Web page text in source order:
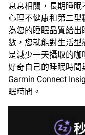
息息相關，長期睡眠
心理不健康和第二
為您的睡眠品質給
數，您就能對生活
是減少一天攝取的咖
好奇自己的睡眠時
Garmin Connect
眠時間。